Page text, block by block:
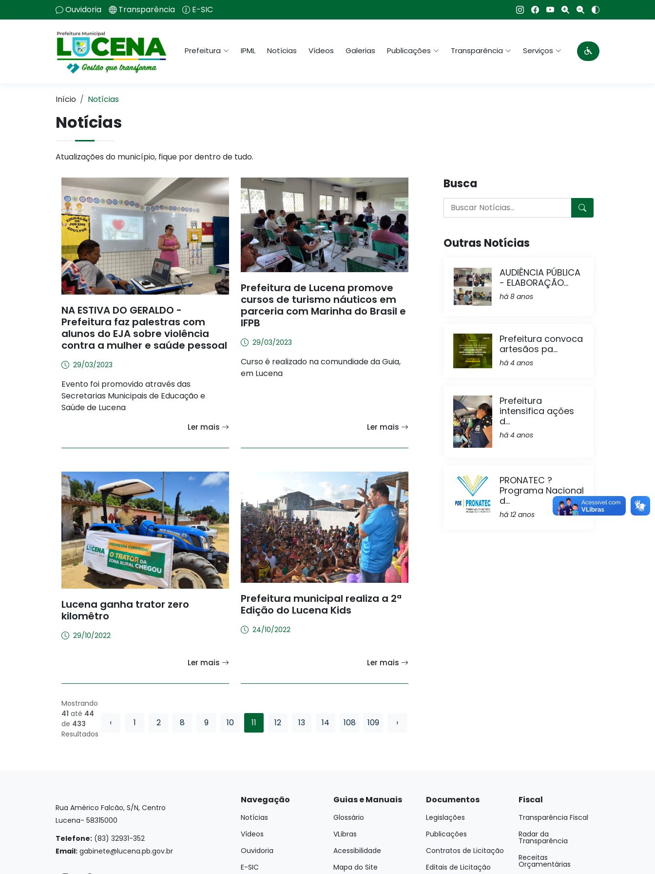
Ouvidoria Transparência E-SIC
Prefeitura IPML Notícias Vídeos Galerias Publicações Transparência Serviços
Início Notícias
Notícias
Atualizações do município, fique por dentro de tudo.
NA ESTIVA DO GERALDO -
Prefeitura faz palestras com
alunos do EJA sobre violência
contra a mulher e saúde pessoal
29/03/2023
Evento foi promovido através das
Secretarias Municipais de Educação e
Saúde de Lucena
Ler mais
Prefeitura de Lucena promove
cursos de turismo náuticos em
parceria com Marinha do Brasil e
IFPB
29/03/2023
Curso é realizado na comundiade da Guia,
em Lucena
Ler mais
Lucena ganha trator zero
kilomêtro
29/10/2022
Ler mais
Prefeitura municipal realiza a 2ª
Edição do Lucena Kids
24/10/2022
Ler mais
Mostrando
41 até 44
de 433
Resultados
‹ 1 2 8 9 10 11 12 13 14 108 109 ›
Busca
Outras Notícias
AUDIÊNCIA PÚBLICA
- ELABORAÇÃO...
há 8 anos
Prefeitura convoca
artesãos pa...
há 4 anos
Prefeitura
intensifica ações
d...
há 4 anos
PRONATEC ?
Programa Nacional
d...
há 12 anos
Rua Américo Falcão, S/N, Centro
Lucena- 58315000
Telefone: (83) 32931-352
Email: gabinete@lucena.pb.gov.br
Navegação
Notícias
Vídeos
Ouvidoria
E-SIC
Guias e Manuais
Glossário
VLibras
Acessibilidade
Mapa do Site
Documentos
Legislações
Publicações
Contratos de Licitação
Editais de Licitação
Fiscal
Transparência Fiscal
Radar da
Transparência
Receitas
Orçamentárias